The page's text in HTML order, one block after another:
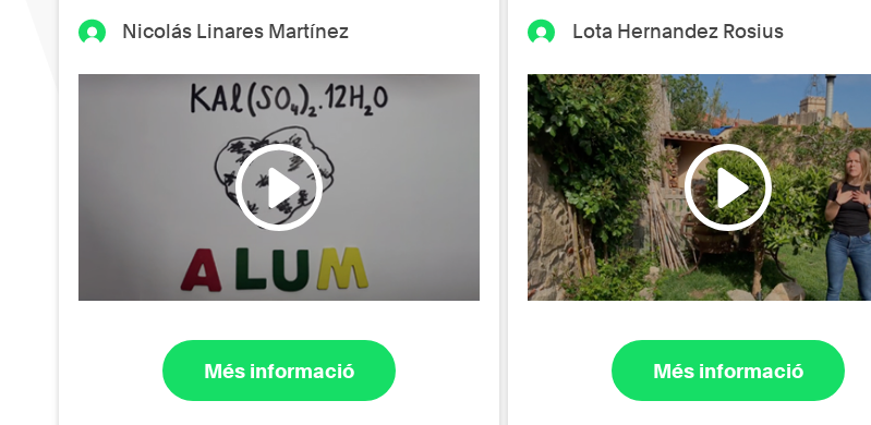
Nicolás Linares Martínez
Més informació
Lota Hernandez Rosius
Més informació